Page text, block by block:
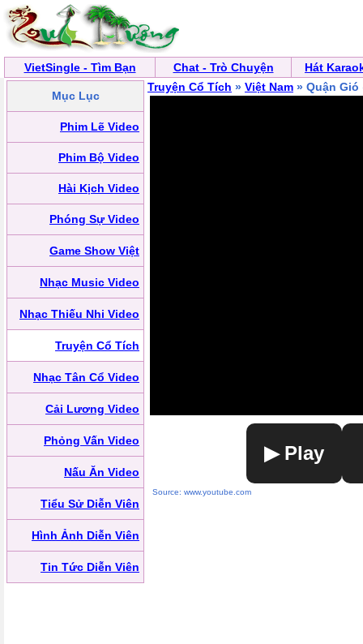
VietSingle - Tìm Bạn Chat - Trò Chuyện Hát
Mục Lục
Phim Lẽ Video
Phim Bộ Video
Hài Kịch Video
Phóng Sự Video
Game Show Việt
Nhạc Music Video
Nhạc Thiếu Nhi Video
Truyện Cổ Tích
Nhạc Tân Cổ Video
Cải Lương Video
Phỏng Vấn Video
Nấu Ăn Video
Tiểu Sử Diễn Viên
Hình Ảnh Diễn Viên
Tin Tức Diễn Viên
Truyện Cổ Tích » Việt Nam » Quận Gió
▶ Play
Source: www.youtube.com